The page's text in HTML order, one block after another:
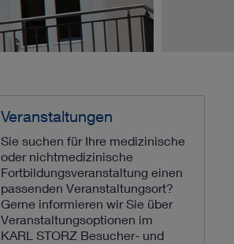
Veranstaltungen
Sie suchen für Ihre medizinische
oder nichtmedizinische
Fortbildungsveranstaltung einen
passenden Veranstaltungsort?
Gerne informieren wir Sie über
Veranstaltungsoptionen im
KARL STORZ Besucher- und